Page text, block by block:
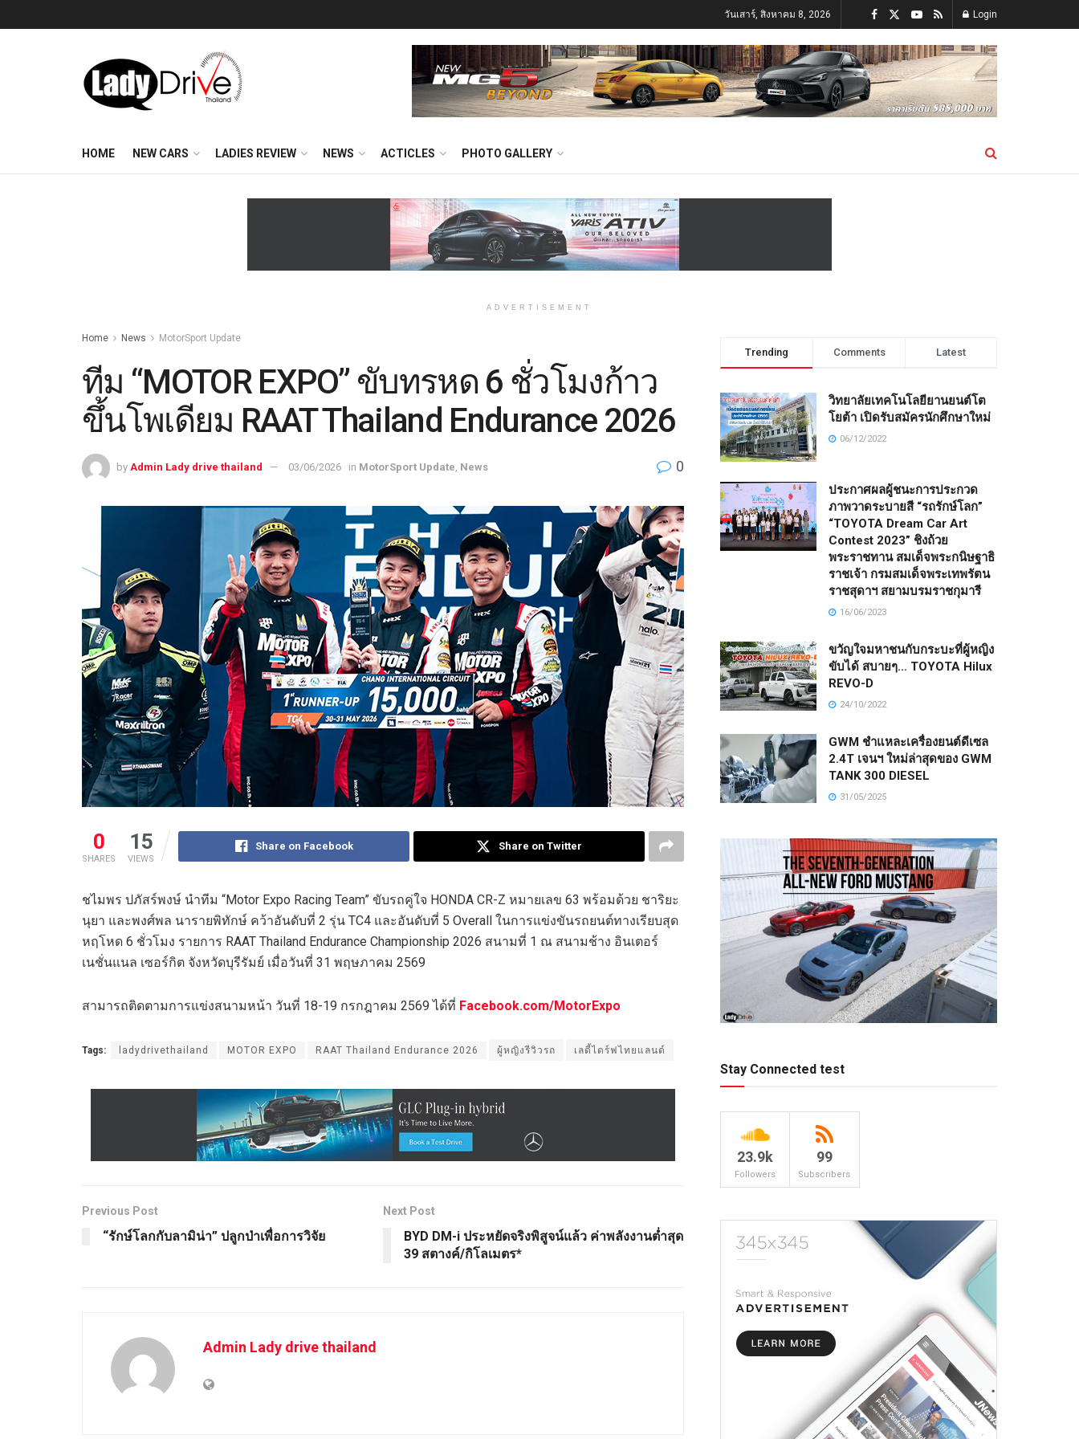
วันเสาร์, สิงหาคม 8, 2026 Login
HOME NEW CARS LADIES REVIEW NEWS ACTICLES PHOTO GALLERY
ADVERTISEMENT
Home News MotorSport Update
ทีม “MOTOR EXPO” ขับทรหด 6 ชั่วโมงก้าว
ขึ้นโพเดียม RAAT Thailand Endurance 2026
by Admin Lady drive thailand 03/06/2026 in MotorSport Update News 0
0
SHARES
15
VIEWS
Share on Facebook Share on Twitter
ชไมพร ปภัสร์พงษ์ นำทีม “Motor Expo Racing Team” ขับรถคู่ใจ HONDA CR-Z หมายเลข 63 พร้อมด้วย ชาริยะ
นุยา และพงศ์พล นารายพิทักษ์ คว้าอันดับที่ 2 รุ่น TC4 และอันดับที่ 5 Overall ในการแข่งขันรถยนต์ทางเรียบสุด
หฤโหด 6 ชั่วโมง รายการ RAAT Thailand Endurance Championship 2026 สนามที่ 1 ณ สนามช้าง อินเตอร์
เนชั่นแนล เซอร์กิต จังหวัดบุรีรัมย์ เมื่อวันที่ 31 พฤษภาคม 2569
สามารถติดตามการแข่งสนามหน้า วันที่ 18-19 กรกฎาคม 2569 ได้ที่ Facebook.com/MotorExpo
Tags: ladydrivethailand MOTOR EXPO RAAT Thailand Endurance 2026 ผู้หญิงรีวิวรถ เลดี้ไดร์ฟไทยแลนด์
Previous Post
“รักษ์โลกกับลามิน่า” ปลูกป่าเพื่อการวิจัย
Next Post
BYD DM-i ประหยัดจริงพิสูจน์แล้ว ค่าพลังงานต่ำสุด
39 สตางค์/กิโลเมตร*
Admin Lady drive thailand
Trending Comments Latest
วิทยาลัยเทคโนโลยียานยนต์โต
โยต้า เปิดรับสมัครนักศึกษาใหม่
06/12/2022
ประกาศผลผู้ชนะการประกวด
ภาพวาดระบายสี “รถรักษ์โลก”
“TOYOTA Dream Car Art
Contest 2023” ชิงถ้วย
พระราชทาน สมเด็จพระกนิษฐาธิ
ราชเจ้า กรมสมเด็จพระเทพรัตน
ราชสุดาฯ สยามบรมราชกุมารี
16/06/2023
ขวัญใจมหาชนกับกระบะที่ผู้หญิง
ขับได้ สบายๆ… TOYOTA Hilux
REVO-D
24/10/2022
GWM ชำแหละเครื่องยนต์ดีเซล
2.4T เจนฯ ใหม่ล่าสุดของ GWM
TANK 300 DIESEL
31/05/2025
Stay Connected test
23.9k
Followers
99
Subscribers